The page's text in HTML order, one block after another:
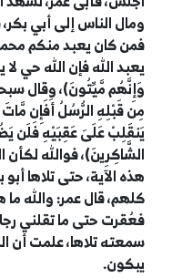
ومال الناس إلى أبي
فمن كان يعبد منكم
يعبد الله فإن الله حي
وَإِنَّهُم مَّيِّتُونَ)، وقال
مِن قَبْلِهِ الرُّسُلُ أَفَإِن
يَنقَلِبْ عَلَىَ عَقِبَيْهِ فَلَن
الشَّاكِرِينَ)، فوالله لكأن
هذه الآية، حتى تلاها
كلهم، قال عمر: والله ما
فعُقرت حتى ما تقلني
سمعته تلاها، علمت أن
يبكون.